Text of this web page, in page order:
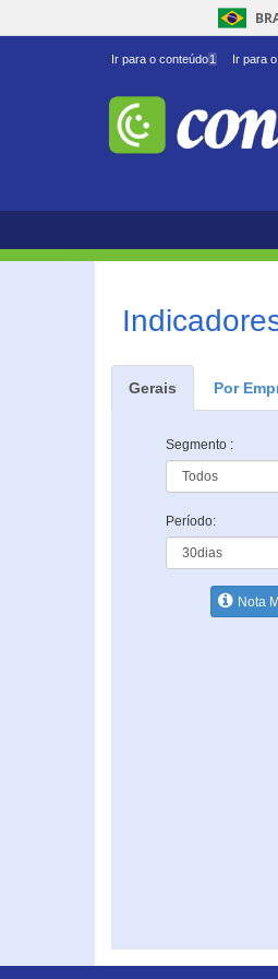
Ir para o conteúdo1 Ir para
Gerais Por
Segmento :
Período:
Nota